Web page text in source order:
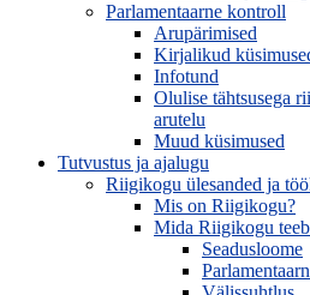
Parlamentaarne kontroll
Arupärimised
Kirjalikud
Infotund
Olulise tähtsusega
arutelu
Muud küsimused
Tutvustus ja ajalugu
Riigikogu ülesanded ja
Mis on Riigikogu?
Mida Riigikogu
Seadusloome